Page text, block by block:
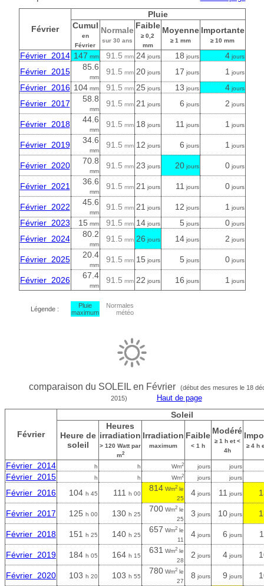
Février
Pluie
Cumul
en
Février
Normale
sur 30 ans
Faible
≥ 0,2
mm
Moyenne
≥ 1 mm
Importante
≥ 10 mm
Février 2014 147 mm 91.5 mm 24jours 18 jours 4jours
Février 2015 85.6
mm
91.5 mm 20jours 17 jours 1 jours
Février 2016 104mm 91.5 mm 25 jours 13 jours 4jours
Février 2017 58.8
mm
91.5 mm 21 jours 6 jours 2 jours
Février 2018 44.6
mm
91.5 mm 18 jours 11 jours 1 jours
Février 2019 34.6
mm
91.5 mm 12 jours 6 jours 1 jours
Février 2020 70.8
mm
91.5 mm 23 jours 20jours 0jours
Février 2021 36.6
mm
91.5 mm 21 jours 11 jours 0jours
Février 2022 45.6
mm
91.5 mm 21 jours 12 jours 1 jours
Février 2023 15 mm 91.5 mm 14jours 5 jours 0jours
Février 2024 80.2
mm
91.5 mm 26 jours 14jours 2 jours
Février 2025 20.4
mm
91.5 mm 15 jours 5 jours 0jours
Février 2026 67.4
mm
91.5 mm 22 jours 16 jours 1 jours
Légende :
Pluie
maximum
Normales
météo
comparaison du SOLEIL en Février
(début des mesures le 18
2015)
Haut de page
Février
Soleil
Heure de
soleil
Heures
irradiation
> 120 Watt par
m2
Irradiation
maximum
Faible
< 1 h
Modéré
≥ 1 h et <
4h
≥ 4 h
Février 2014 h h Wm2 jours jours
Février 2015 h h Wm2 jours jours
Février 2016 104 h 45 111 h 00
814 Wm2 le
25
4 jours 11 jours
Février 2017 125 h 00 130 h 25
700 Wm2 le
25
3 jours 10 jours
Février 2018 151 h 25 140 h 25
657 Wm2 le
11
4 jours 6 jours
Février 2019 184 h 05 164 h 15
631 Wm2 le
28
2 jours 4 jours
Février 2020 103 h 20 103 h 55
780 Wm2 le
27
8 jours 9 jours